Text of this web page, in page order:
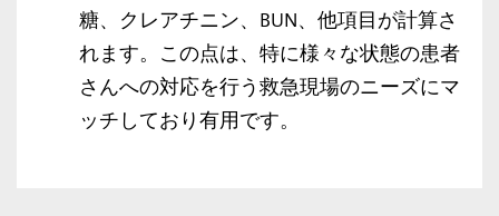
糖、クレアチニン、BUN、他項目が計算さ
れます。この点は、特に様々な状態の患者
さんへの対応を行う救急現場のニーズにマ
ッチしており有用です。